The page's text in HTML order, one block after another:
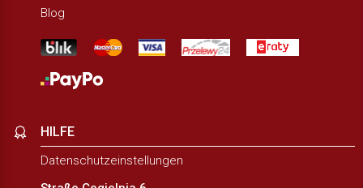
Blog
HILFE
Datenschutzeinstellungen